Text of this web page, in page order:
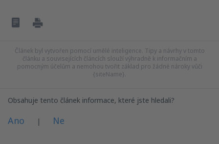
Článek byl vytvořen pomocí umělé inteligence. Tipy a návrhy v tomto
článku a souvisejících článcích slouží výhradně k informačním a
pomocným účelům a nemohou tvořit základ pro žádné nároky vůči
{siteName}.
Obsahuje tento článek informace, které jste hledali?
Ano | Ne